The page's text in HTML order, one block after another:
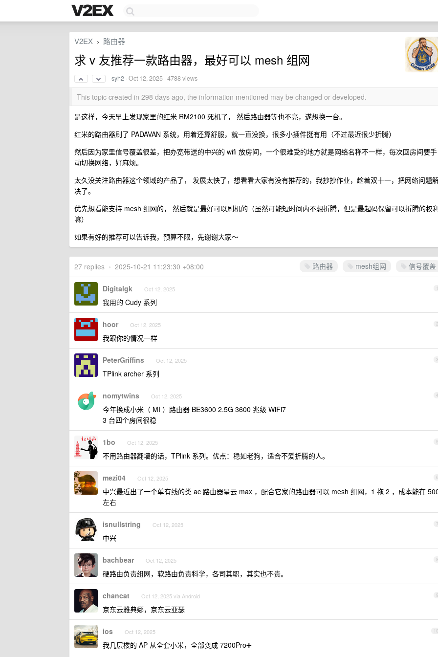
V2EX › 路由器
求 v 友推荐一款路由器，最好可以 mesh 组网
syh2 ·Oct 12, 2025 · 4788 views
This topic created in 298 days ago, the information mentioned may be changed or developed.
是这样，今天早上发现家里的红米 RM2100 死机了， 然后路由器等也不亮，遂想换一台。
红米的路由器刷了 PADAVAN 系统，用着还算舒服，就一直没换，很多小插件挺有用（不过最近很少折腾）
然后因为家里信号覆盖很差，把办宽带送的中兴的 wifi 放房间，一个很难受的地方就是网络名称不一样，每次回房间要手
动切换网络，好麻烦。
太久没关注路由器这个领域的产品了， 发展太快了，想看看大家有没有推荐的，我抄抄作业，趁着双十一，把网络问题
决了。
优先想看能支持 mesh 组网的， 然后就是最好可以刷机的（虽然可能短时间内不想折腾，但是最起码保留可以折腾的权
嘛）
如果有好的推荐可以告诉我，预算不限，先谢谢大家～
路由器 mesh组网 信号覆盖
27 replies • 2025-10-21 11:23:30 +08:00
1
Digitalgk Oct 12, 2025
我用的 Cudy 系列
2
hoor Oct 12, 2025
我跟你的情况一样
3
PeterGriffins Oct 12, 2025
TPlink archer 系列
4
nomytwins Oct 12, 2025
今年换成小米（ MI ）路由器 BE3600 2.5G 3600 兆级 WiFi7
3 台四个房间很稳
5
1bo Oct 12, 2025
不用路由器翻墙的话，TPlink 系列。优点：稳如老狗，适合不爱折腾的人。
6
mezi04 Oct 12, 2025
中兴最近出了一个单有线的类 ac 路由器星云 max ，配合它家的路由器可以 mesh 组网，1 拖 2 ，成本能在
左右
7
isnullstring Oct 12, 2025
中兴
8
bachbear Oct 12, 2025
硬路由负责组网，软路由负责科学，各司其职，其实也不贵。
9
chancat Oct 12, 2025 via Android
京东云雅典娜，京东云亚瑟
10
ios Oct 12, 2025
我几层楼的 AP 从全套小米，全部变成 7200Pro➕